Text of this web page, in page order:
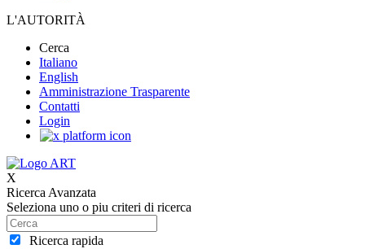
L'AUTORITÀ
Cerca
Italiano
English
Amministrazione Trasparente
Contatti
Login
X
Ricerca Avanzata
Seleziona uno o piu criteri di ricerca
Ricerca rapida